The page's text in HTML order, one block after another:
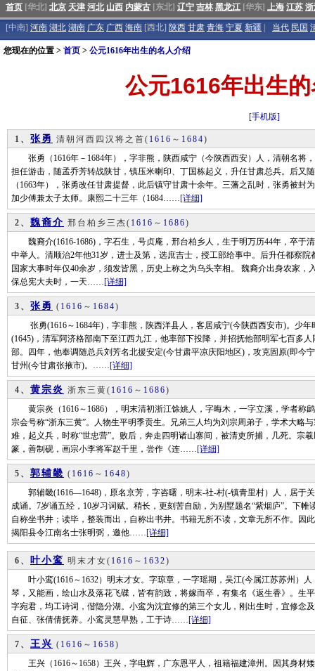
首页 [华北] 北京 天津 河北 山西 内蒙古 [东北] 辽宁 吉林 黑龙江 [华东] 上海 江苏
[中南] 河南 湖北 湖南 广东 广西 海南 [西北] 陕西 甘肃 青海 宁夏 新疆 当代 民国
您现在的位置 > 首页 > 公元1616年出生的名人介绍
公元1616年出生
[手机版]
1、 张勇 清朝河西四汉将之首( 1616 ～ 1684)
张勇（1616年－1684年），字非熊，陕西咸宁（今陕西西安）人，清朝名将
担任游击，随孟乔芳转战陕甘，镇压米喇印、丁国栋起义，升任甘肃总兵。后又
（1663年），张勇改任甘肃提督，此后镇守甘肃十余年。三藩之乱时，张勇被
加少傅兼太子太师。康熙二十三年（1684……[详细]
2、 魏裔介 邢台柏乡三杰( 1616 ～ 1686)
魏裔介(1616-1686)，字石生，号贞庵，邢台柏乡人，生于明万历44年，卒于
中举人。清顺治2年他31岁，进士及第，选庶吉士，授工部给事中。后升任都察
国家大事时年仅40余岁，须发皆黑，历史上称之为乌头宰相。 魏裔介出身农家
保总宪大夫时，一天……[详细]
3、 张勇 ( 1616 ～ 1684)
张勇(1616～1684年)，字非熊，陕西洋县人，客居咸宁(今陕西西安市)。少年
(1645)，清军阿济格部南下至江西九江，他率部下投降，并招抚他部明军七百多
部。四年，他奉调随总兵刘芳名北援安定(今甘肃平凉庆阳地区)，攻克固原(即今
甘州(今甘肃张掖市)。……[详细]
4、 黄宗炎 浙东三黄( 1616 ～ 1686)
黄宗炎（1616～1686），明末清初浙江馀姚人，字晦木，一字立溪，学者称
宗会号称“浙东三黄”。人物生平明季贡生。兄弟三人均为刘宗周弟子，学术大略
难，起义兵，时称“世忠营”。败后，奔走四明诸山寨间，被清吏所捕，几死。宗
篆，善制砚，画宗小李将军赵千里，尝作《连……[详细]
5、 郭辅畿 ( 1616 ～ 1648)
郭辅畿(1616—1648)，原名京芳，字咨曙，明末-社-村(-镇青里村）人，居于
成诵。7岁诵五经，10岁习词赋。稍长，更刻苦自励，为别墅题名“紫烟庐”。下
自称坐书井；读毕，整装而出，自称出书井。书籍无所不读，文章无所不作。因
揭阳县令江南名士张明弼，邀他……[详细]
6、 叶小鸾 明末才女( 1616 ～ 1632)
叶小鸾(1616～1632）明末才女。字琼章，一字瑶期，吴江(今属江苏苏州）
琴，又能画，绘山水及落花飞碟，皆有韵致，将嫁而卒，有集名《返生香》。生
字宛君，均工诗词，偕隐分湖。小鸾为沈宜修的第三个女儿，刚出生时，宜修念
自征、张倩倩抚养。小鸾灵慧早熟，工于诗……[详细]
7、 王兴 ( 1616 ～ 1658)
王兴（1616～1658）王兴，字电辉，广东恩平人，祖籍福建漳州。因其身材